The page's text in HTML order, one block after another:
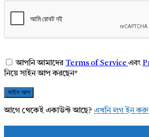
আপনি আমাদেরTerms of Service এবং
নিয়ে সাইন আপ করছেন*
আগে থেকেই একাউন্ট আছে? এখনি লগ ইন